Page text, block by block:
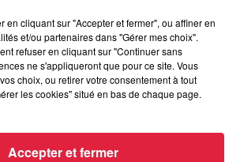
bit.ly/3ypEfDG
en cliquant sur "Accepter et fermer", ou affiner en
et/ou partenaires dans "Gérer mes choix".
refuser en cliquant sur "Continuer sans
ne s'appliqueront que pour ce site. Vous
choix, ou retirer votre consentement à tout
les cookies" situé en bas de chaque page.
Accepter et fermer